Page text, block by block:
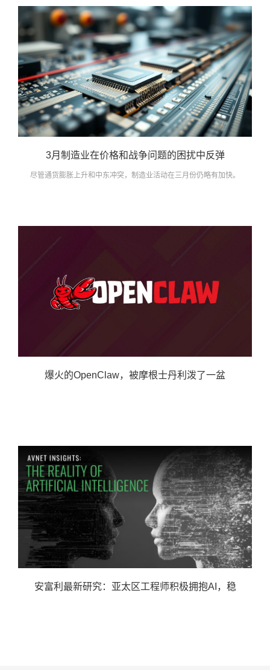
3月制造业在价格和战争问题的困扰中反弹
尽管通货膨胀上升和中东冲突，制造业活动在三月份仍略有加快。
爆火的OpenClaw，被摩根士丹利泼了一盆
安富利最新研究：亚太区工程师积极拥抱AI，稳